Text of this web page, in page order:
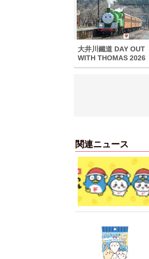
大井川鐵道 DAY OUT
WITH THOMAS 2026
関連ニュース
【インタビューフォ
ト】櫻坂46・田村保
乃、山崎天＜TGC
ピ